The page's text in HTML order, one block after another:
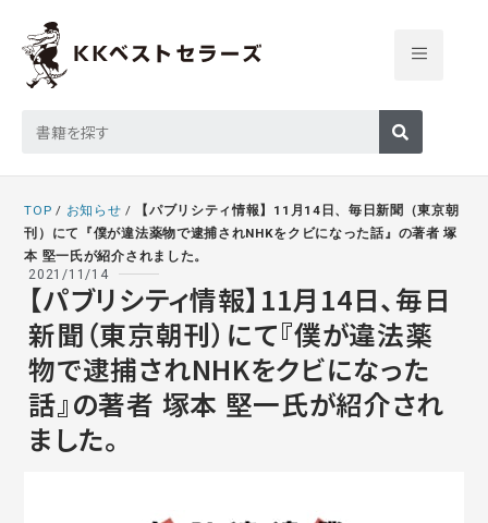
TOP / お知らせ /
【パブリシティ情報】11月14日、毎日新聞（東京朝
刊）にて『僕が違法薬物で逮捕されNHKをクビになった話』の著者 塚
本 堅一氏が紹介されました。
2021/11/14
【パブリシティ情報】11月14日、毎日
新聞（東京朝刊）にて『僕が違法薬
物で逮捕されNHKをクビになった
話』の著者 塚本 堅一氏が紹介され
ました。